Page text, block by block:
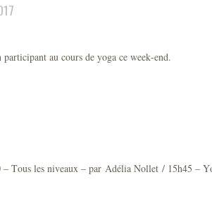
participant au cours de yoga ce week-end.
Tous les niveaux – par Adélia Nollet / 15h45 –